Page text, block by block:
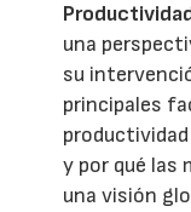
una
su
principales
y por qué las
una visión